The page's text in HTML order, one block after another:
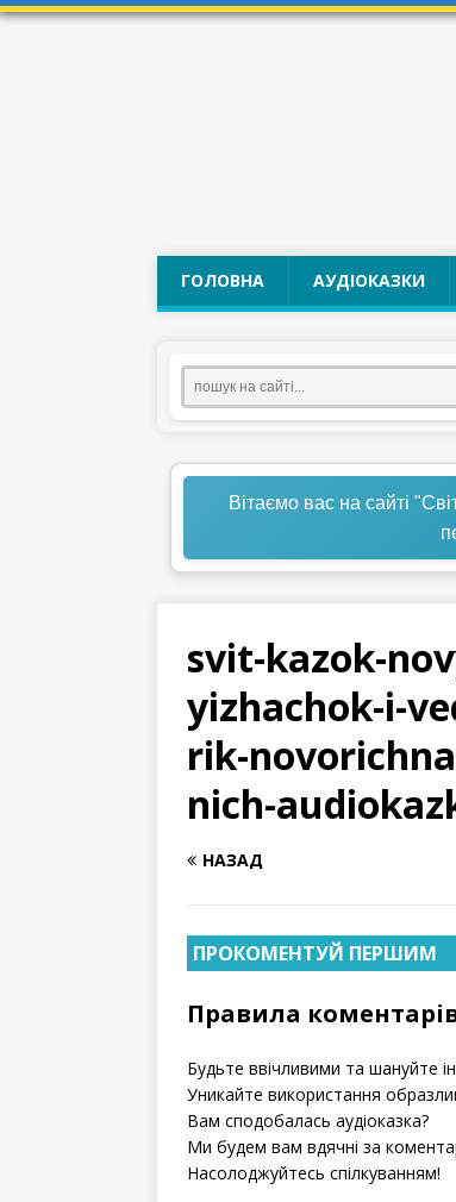
ГОЛОВНА АУДІОКАЗКИ
Вітаємо вас на сайті
svit-kazok-
yizhachok-i-
rik-
nich-
НАЗАД
ПРОКОМЕНТУЙ ПЕРШИМ
Правила
Будьте ввічливими та шануйте
Уникайте використання
Вам сподобалась аудіоказка?
Ми будем вам вдячні за
Насолоджуйтесь спілкуванням!